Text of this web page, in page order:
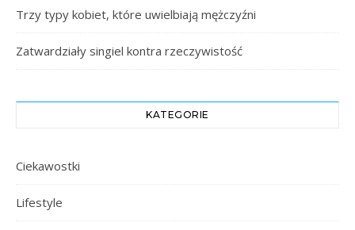
Trzy typy kobiet, które uwielbiają mężczyźni
Zatwardziały singiel kontra rzeczywistość
KATEGORIE
Ciekawostki
Lifestyle